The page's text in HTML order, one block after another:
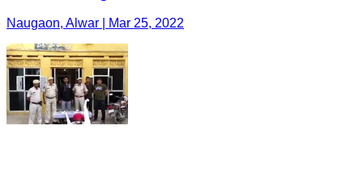
Naugaon, Alwar | Mar 25, 2022